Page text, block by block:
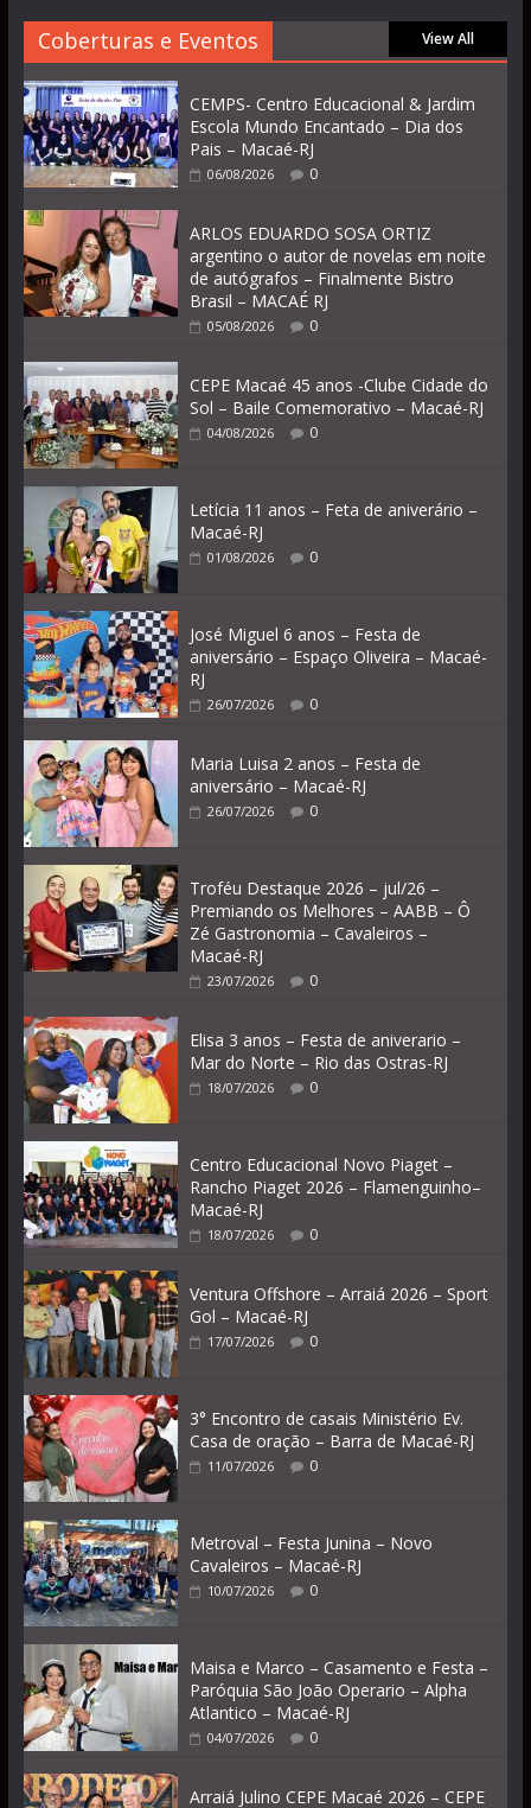
Coberturas e Eventos View All
CEMPS- Centro Educacional & Jardim
Escola Mundo Encantado – Dia dos
Pais – Macaé-RJ
06/08/2026 0
ARLOS EDUARDO SOSA ORTIZ
argentino o autor de novelas em noite
de autógrafos – Finalmente Bistro
Brasil – MACAÉ RJ
05/08/2026 0
CEPE Macaé 45 anos -Clube Cidade do
Sol – Baile Comemorativo – Macaé-RJ
04/08/2026 0
Letícia 11 anos – Feta de aniverário –
Macaé-RJ
01/08/2026 0
José Miguel 6 anos – Festa de
aniversário – Espaço Oliveira – Macaé-
RJ
26/07/2026 0
Maria Luisa 2 anos – Festa de
aniversário – Macaé-RJ
26/07/2026 0
Troféu Destaque 2026 – jul/26 –
Premiando os Melhores – AABB – Ô
Zé Gastronomia – Cavaleiros –
Macaé-RJ
23/07/2026 0
Elisa 3 anos – Festa de aniverario –
Mar do Norte – Rio das Ostras-RJ
18/07/2026 0
Centro Educacional Novo Piaget –
Rancho Piaget 2026 – Flamenguinho–
Macaé-RJ
18/07/2026 0
Ventura Offshore – Arraiá 2026 – Sport
Gol – Macaé-RJ
17/07/2026 0
3° Encontro de casais Ministério Ev.
Casa de oração – Barra de Macaé-RJ
11/07/2026 0
Metroval – Festa Junina – Novo
Cavaleiros – Macaé-RJ
10/07/2026 0
Maisa e Marco – Casamento e Festa –
Paróquia São João Operario – Alpha
Atlantico – Macaé-RJ
04/07/2026 0
Arraiá Julino CEPE Macaé 2026 – CEPE